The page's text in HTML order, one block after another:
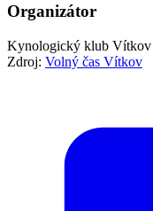
Organizátor
Kynologický klub Vítkov
Zdroj: Volný čas Vítkov